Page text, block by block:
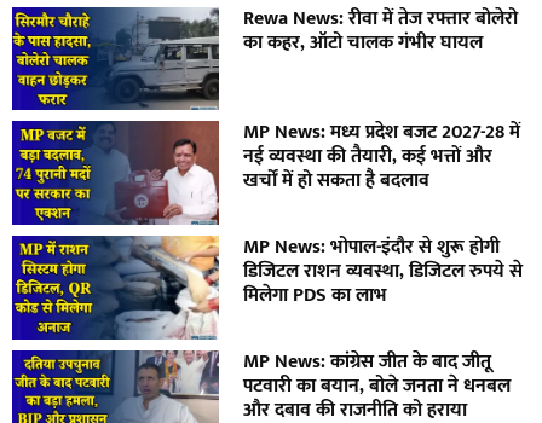
Rewa News: रीवा में तेज रफ्तार बोलेरो
का कहर, ऑटो चालक गंभीर घायल
MP News: मध्य प्रदेश बजट 2027-28 में
नई व्यवस्था की तैयारी, कई भत्तों और
खर्चों में हो सकता है बदलाव
MP News: भोपाल-इंदौर से शुरू होगी
डिजिटल राशन व्यवस्था, डिजिटल रुपये से
मिलेगा PDS का लाभ
MP News: कांग्रेस जीत के बाद जीतू
पटवारी का बयान, बोले जनता ने धनबल
और दबाव की राजनीति को हराया